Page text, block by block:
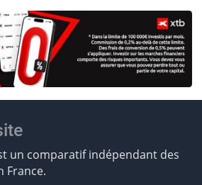
un comparatif indépendant des
France.